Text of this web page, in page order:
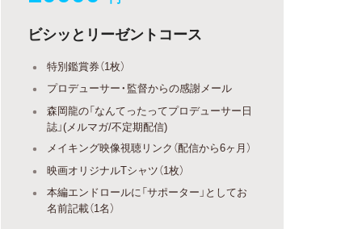
ビシッとリーゼントコース
特別鑑賞券（1枚）
プロデューサー・監督からの感謝メール
森岡龍の「なんてったってプロデューサー日
誌」(メルマガ/不定期配信)
メイキング映像視聴リンク（配信から6ヶ月）
映画オリジナルTシャツ（1枚）
本編エンドロールに「サポーター」としてお
名前記載（1名）